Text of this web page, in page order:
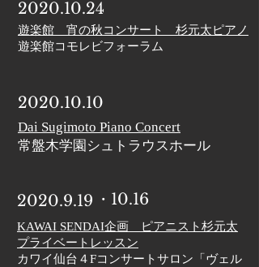
2020.10.24
遊楽館 宵の秋コンサート 杉元太ピアノ
遊楽館コモレビフォーラム
2020.10.10
​Dai Sugimoto Piano Concert
​常盤木学園シュトラウスホール
2020.9.19 ・10.16
KAWAI SENDAI企画 ピアニスト杉元太
プライベートレッスン
​カワイ仙台４Fコンサートサロン「ヴェル